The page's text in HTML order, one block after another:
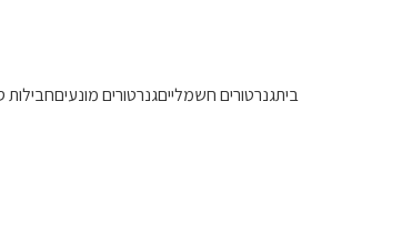
ביתגנרטורים חשמלייםגנרטורים מונעיםחבילות